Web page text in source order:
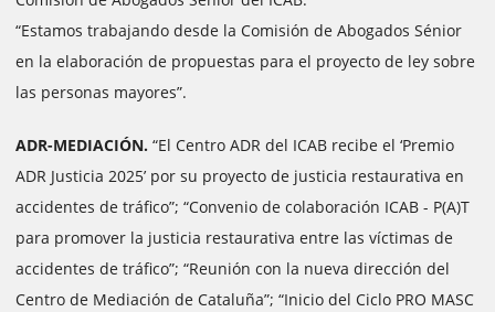
“Estamos trabajando desde la Comisión de Abogados Sénior
en la elaboración de propuestas para el proyecto de ley sobre
las personas mayores”.
ADR-MEDIACIÓN. “El Centro ADR del ICAB recibe el ‘Premio
ADR Justicia 2025’ por su proyecto de justicia restaurativa en
accidentes de tráfico”; “Convenio de colaboración ICAB - P(A)T
para promover la justicia restaurativa entre las víctimas de
accidentes de tráfico”; “Reunión con la nueva dirección del
Centro de Mediación de Cataluña”; “Inicio del Ciclo PRO MASC